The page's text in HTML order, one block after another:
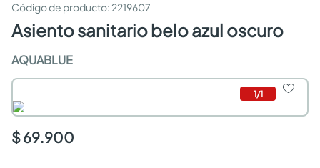
: 2219607
asiento sanitario belo azul oscuro
AQUABLUE
1/1
$ 69.900
sanitarios
comedor
pisos
armarios closet
comedores
neveras